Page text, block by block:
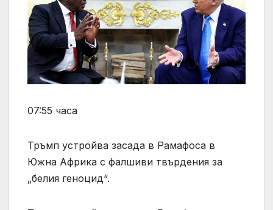
07:55 часа
Тръмп устройва засада в Рамафоса в
Южна Африка с фалшиви твърдения за
„белия геноцид“.